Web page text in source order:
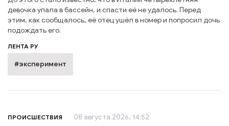
девочка упала в бассейн, и спасти её не удалось. Перед
этим, как сообщалось, её отец ушёл в номер и попросил дочь
подождать его.
ЛЕНТА РУ
#эксперимент
ПРОИСШЕСТВИЯ 08 августа 2026, 14:52